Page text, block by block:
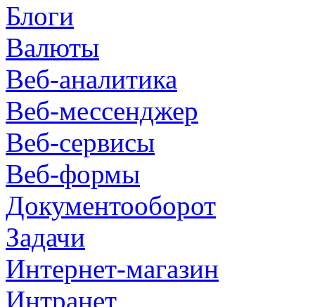
Блоги
Валюты
Веб-аналитика
Веб-мессенджер
Веб-сервисы
Веб-формы
Документооборот
Задачи
Интернет-магазин
Интранет